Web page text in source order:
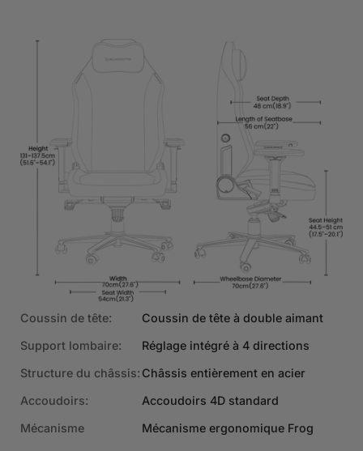
€469
Tissu | Craie
AJOUTER AU
Coussin de tête:
Coussin de tête à double aimant
Support lombaire:
Réglage intégré à 4 directions
Structure du châssis: Châssis entièrement en acier
Accoudoirs:
Accoudoirs 4D standard
Mécanisme
Mécanisme ergonomique Frog